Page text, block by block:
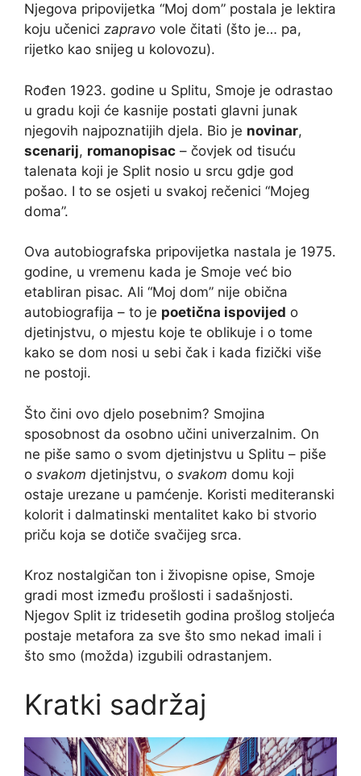
Njegova pripovijetka “Moj dom” postala je lektira
koju učenici zapravo vole čitati (što je… pa,
rijetko kao snijeg u kolovozu).
Rođen 1923. godine u Splitu, Smoje je odrastao
u gradu koji će kasnije postati glavni junak
njegovih najpoznatijih djela. Bio je novinar,
scenarij, romanopisac – čovjek od tisuću
talenata koji je Split nosio u srcu gdje god
pošao. I to se osjeti u svakoj rečenici “Mojeg
doma”.
Ova autobiografska pripovijetka nastala je 1975.
godine, u vremenu kada je Smoje već bio
etabliran pisac. Ali “Moj dom” nije obična
autobiografija – to je poetična ispovijed o
djetinjstvu, o mjestu koje te oblikuje i o tome
kako se dom nosi u sebi čak i kada fizički više
ne postoji.
Što čini ovo djelo posebnim? Smojina
sposobnost da osobno učini univerzalnim. On
ne piše samo o svom djetinjstvu u Splitu – piše
o svakom djetinjstvu, o svakom domu koji
ostaje urezane u pamćenje. Koristi mediteranski
kolorit i dalmatinski mentalitet kako bi stvorio
priču koja se dotiče svačijeg srca.
Kroz nostalgičan ton i živopisne opise, Smoje
gradi most između prošlosti i sadašnjosti.
Njegov Split iz tridesetih godina prošlog stoljeća
postaje metafora za sve što smo nekad imali i
što smo (možda) izgubili odrastanjem.
Kratki sadržaj